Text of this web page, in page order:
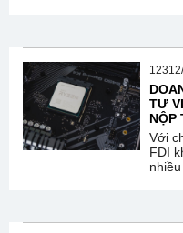
TƯ
NỘP
Với
FDI